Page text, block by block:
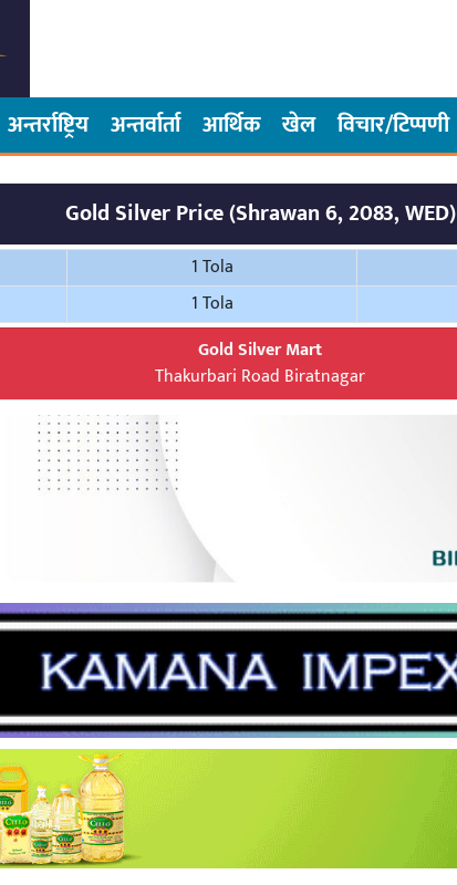
अन्तर्राष्ट्रिय अन्तर्वार्ता आर्थिक खेल विचार/टिप्पणी
Gold Silver Price (Shrawan 6, 2083, WED)
1 Tola
1 Tola
Gold Silver Mart
Thakurbari Road Biratnagar